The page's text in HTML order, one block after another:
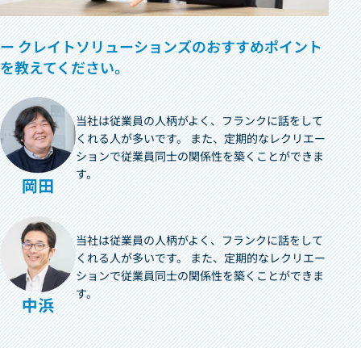
ー クレイトソリューションズのおすすめポイント
を教えてください。
当社は従業員の人柄がよく、フランクに話をして
くれる人が多いです。 また、定期的なレクリエー
ションで従業員同士の関係性を築くことができま
す。
当社は従業員の人柄がよく、フランクに話をして
くれる人が多いです。 また、定期的なレクリエー
ションで従業員同士の関係性を築くことができま
す。